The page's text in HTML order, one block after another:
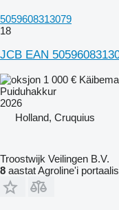
5059608313079
18
JCB EAN
1 000 €
Puiduhakkur
2026
Holland, Cruquius
Troostwijk Veilingen B.V.
8 aastat Agroline'i portaalis